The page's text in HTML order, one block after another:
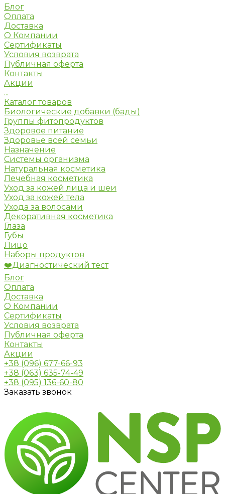
Блог
Оплата
Доставка
О Компании
Сертификаты
Условия возврата
Публичная оферта
Контакты
Акции
...
Каталог товаров
Биологические добавки (бады)
Группы фитопродуктов
Здоровое питание
Здоровье всей семьи
Назначение
Системы организма
Натуральная косметика
Лечебная косметика
Уход за кожей лица и шеи
Уход за кожей тела
Ухода за волосами
Декоративная косметика
Глаза
Губы
Лицо
Наборы продуктов
❤️Диагностический тест
Блог
Оплата
Доставка
О Компании
Сертификаты
Условия возврата
Публичная оферта
Контакты
Акции
+38 (096) 677-66-93
+38 (063) 635-74-49
+38 (095) 136-60-80
Заказать звонок